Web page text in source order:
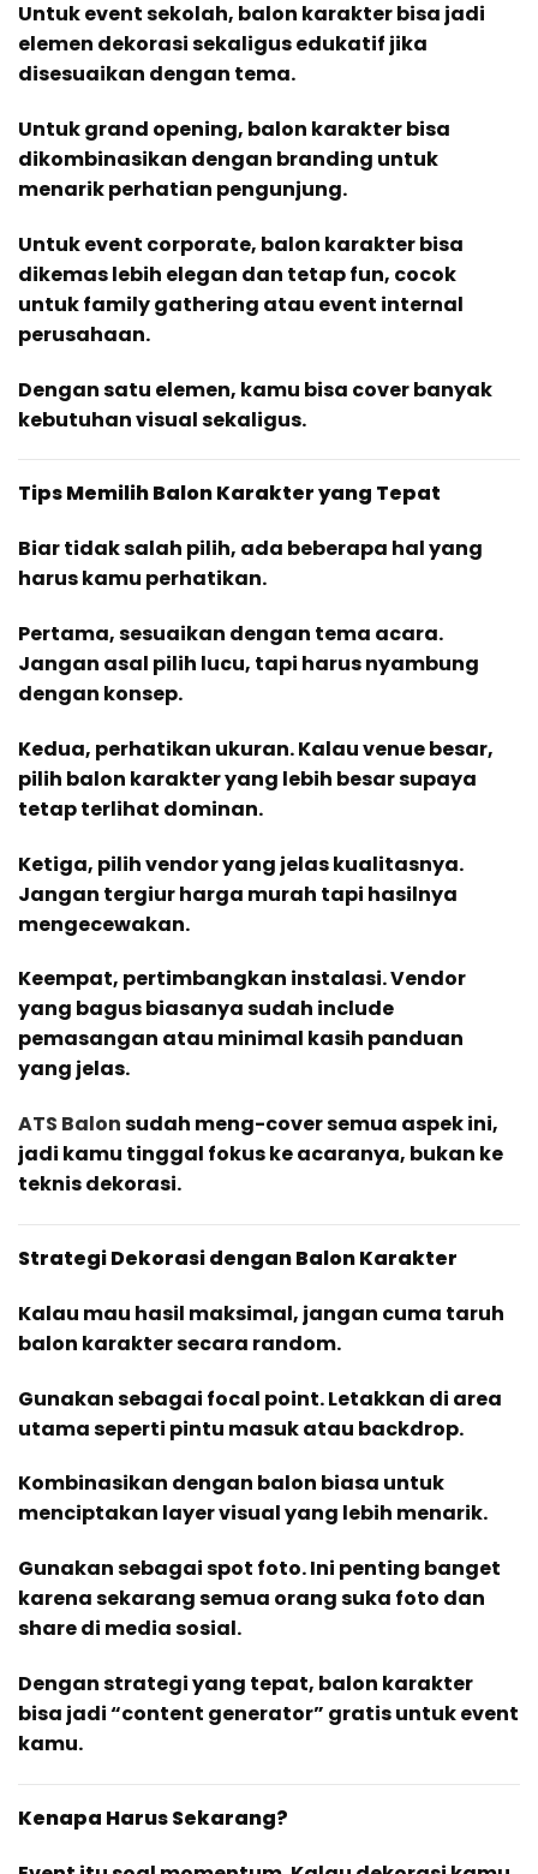
Untuk event sekolah, balon karakter bisa jadi
elemen dekorasi sekaligus edukatif jika
disesuaikan dengan tema.
Untuk grand opening, balon karakter bisa
dikombinasikan dengan branding untuk
menarik perhatian pengunjung.
Untuk event corporate, balon karakter bisa
dikemas lebih elegan dan tetap fun, cocok
untuk family gathering atau event internal
perusahaan.
Dengan satu elemen, kamu bisa cover banyak
kebutuhan visual sekaligus.
Tips Memilih Balon Karakter yang Tepat
Biar tidak salah pilih, ada beberapa hal yang
harus kamu perhatikan.
Pertama, sesuaikan dengan tema acara.
Jangan asal pilih lucu, tapi harus nyambung
dengan konsep.
Kedua, perhatikan ukuran. Kalau venue besar,
pilih balon karakter yang lebih besar supaya
tetap terlihat dominan.
Ketiga, pilih vendor yang jelas kualitasnya.
Jangan tergiur harga murah tapi hasilnya
mengecewakan.
Keempat, pertimbangkan instalasi. Vendor
yang bagus biasanya sudah include
pemasangan atau minimal kasih panduan
yang jelas.
ATS Balonsudah meng-cover semua aspek ini,
jadi kamu tinggal fokus ke acaranya, bukan ke
teknis dekorasi.
Strategi Dekorasi dengan Balon Karakter
Kalau mau hasil maksimal, jangan cuma taruh
balon karakter secara random.
Gunakan sebagai focal point. Letakkan di area
utama seperti pintu masuk atau backdrop.
Kombinasikan dengan balon biasa untuk
menciptakan layer visual yang lebih menarik.
Gunakan sebagai spot foto. Ini penting banget
karena sekarang semua orang suka foto dan
share di media sosial.
Dengan strategi yang tepat, balon karakter
bisa jadi “content generator” gratis untuk event
kamu.
Kenapa Harus Sekarang?